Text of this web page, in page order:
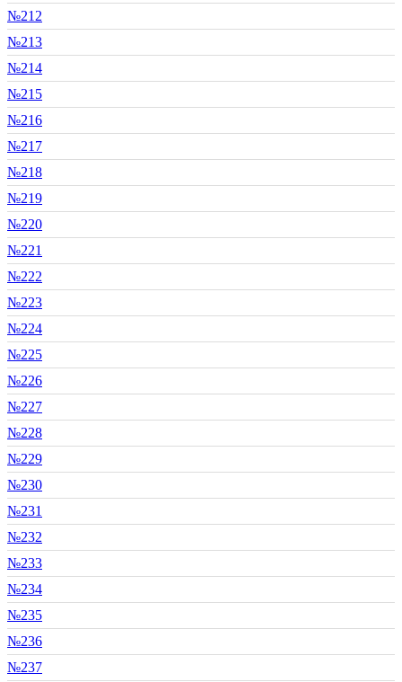
№212
№213
№214
№215
№216
№217
№218
№219
№220
№221
№222
№223
№224
№225
№226
№227
№228
№229
№230
№231
№232
№233
№234
№235
№236
№237